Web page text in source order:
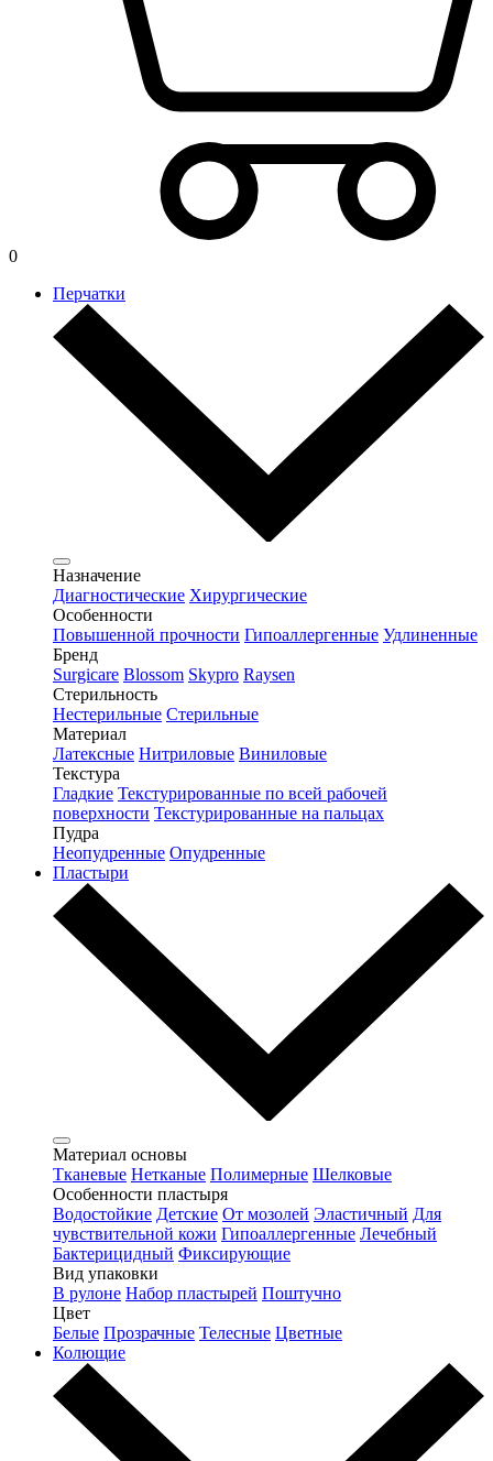
0
Перчатки
Назначение
Диагностические Хирургические
Особенности
Повышенной прочности Гипоаллергенные Удлиненные
Бренд
Surgicare Blossom Skypro Raysen
Стерильность
Нестерильные Стерильные
Материал
Латексные Нитриловые Виниловые
Текстура
Гладкие Текстурированные по всей рабочей
поверхности Текстурированные на пальцах
Пудра
Неопудренные Опудренные
Пластыри
Материал основы
Тканевые Нетканые Полимерные Шелковые
Особенности пластыря
Водостойкие Детские От мозолей Эластичный Для
чувствительной кожи Гипоаллергенные Лечебный
Бактерицидный Фиксирующие
Вид упаковки
В рулоне Набор пластырей Поштучно
Цвет
Белые Прозрачные Телесные Цветные
Колющие